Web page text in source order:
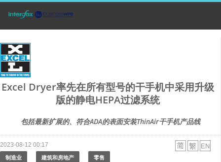
Excel Dryer率先在所有型号的干手机中采用升级
版的静电HEPA过滤系统
包括最新扩展的、符合ADA的表面安装ThinAir干手机产品线
2023-08-12 00:17
制造业 建筑和房地产 零售